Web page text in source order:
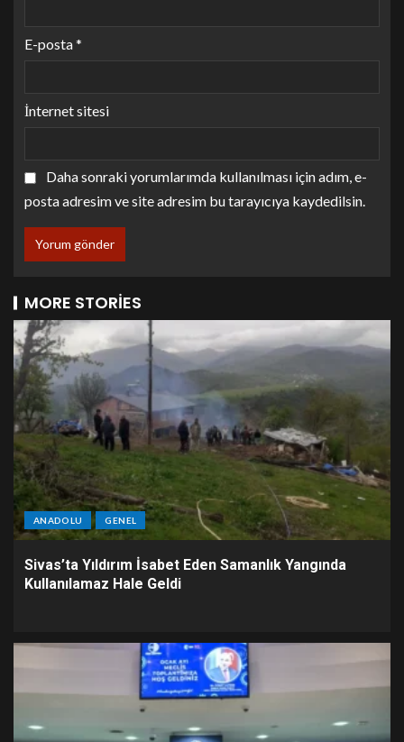
E-posta*
İnternet sitesi
Daha sonraki yorumlarımda kullanılması için adım, e-
posta adresim ve site adresim bu tarayıcıya kaydedilsin.
MORE STORIES
ANADOLU GENEL
Sivas’ta Yıldırım İsabet Eden Samanlık Yangında
Kullanılamaz Hale Geldi